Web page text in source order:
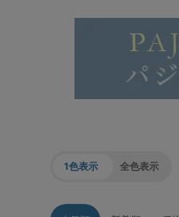
1色表示 全色表示